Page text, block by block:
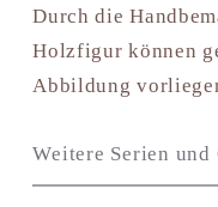
Durch die
Holzfigur können
Abbildung
Weitere Serien und